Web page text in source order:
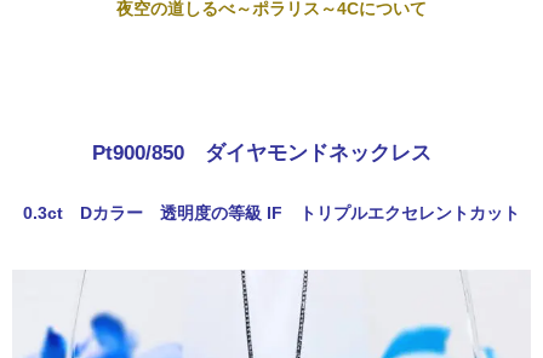
夜空の道しるべ～ポラリス～4Cについて
Pt900/850 ダイヤモンドネックレス
0.3ct Dカラー 透明度の等級 IF トリプルエクセレントカット